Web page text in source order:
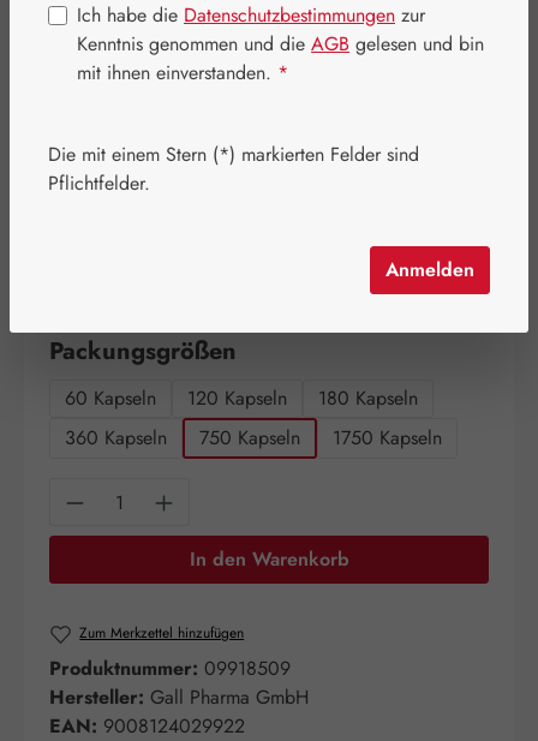
Regulärer Preis:
594,90 €
Inhalt:0.258 Kilogramm
Packungsgrößen
60 Kapseln 120 Kapseln
180 Kapseln
360 Kapseln
750 Kapseln 1750 Kapseln
Produkt Anzahl: Gib den gewünschten
In den Warenkorb
Zum Merkzettel hinzufügen
Produktnummer: 09918509
Hersteller: Gall Pharma GmbH
EAN: 9008124029922
Ich habe die Datenschutzbestimmungen zur
Kenntnis genommen und die AGB gelesen und bin
mit ihnen einverstanden. *
Die mit einem Stern (*) markierten Felder sind
Pflichtfelder.
Anmelden